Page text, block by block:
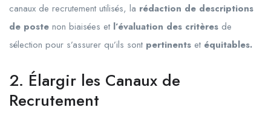
canaux de recrutement utilisés, la rédaction de descriptions
de poste non biaisées et l’évaluation des critères de
sélection pour s’assurer qu’ils sont pertinents et équitables.
2. Élargir les Canaux de
Recrutement